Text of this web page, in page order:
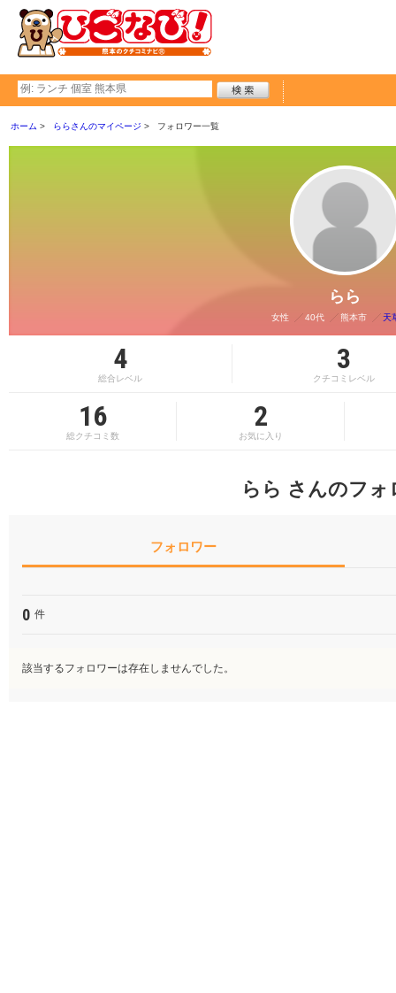
ホーム ららさんのマイページ フォロワー一覧
らら
女性 40代 熊本市 天
4
総合レベル
3
クチコミレベル
16
総クチコミ数
2
お気に入り
らら さんのフォ
フォロワー
0 件
該当するフォロワーは存在しませんでした。